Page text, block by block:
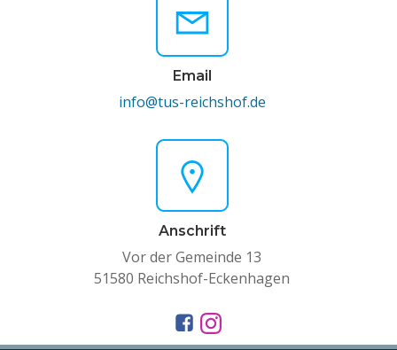
Email
info@tus-reichshof.de
Anschrift
Vor der Gemeinde 13
51580 Reichshof-Eckenhagen